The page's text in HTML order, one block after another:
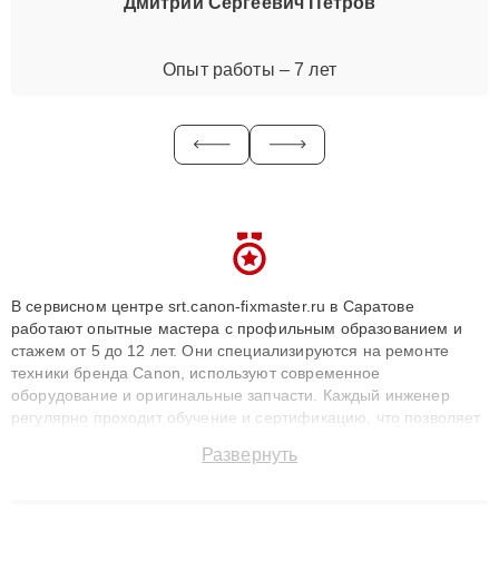
Опыт работы – 7 лет
В сервисном центре srt.canon-fixmaster.ru в Саратове
работают опытные мастера с профильным образованием и
стажем от 5 до 12 лет. Они специализируются на ремонте
техники бренда Canon, используют современное
оборудование и оригинальные запчасти. Каждый инженер
регулярно проходит обучение и сертификацию, что позволяет
технику с сохранением гарантии до 3 лет. Наши мастера
Развернуть